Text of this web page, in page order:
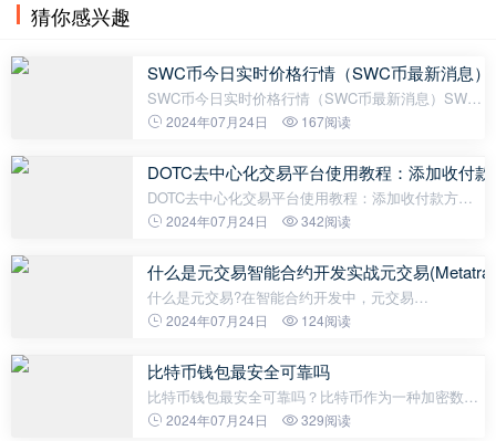
猜你感兴趣
SWC币今日实时价格行情（SWC币最新消息）
SWC币今日实时价格行情（SWC币最新消息）SWC
币（Simple World Coin）是一种基于区块链技术的数
作为一种全球通用的加密货币，SWC币在日
2024年07月24日 167阅读
DOTC去中心化交易平台使用教程：添加收付款
DOTC去中心化交易平台使用教程：添加收付款方式
DOTC（Decentralized Off-chain Trading Protocol）
执行交易。在使用DOTC去中心化交
2024年07月24日 342阅读
什么是元交易智能合约开发实战元交易
什么是元交易?在智能合约开发中，元交易
(Metatransaction)是一种技术，允许用户在不拥有以
下，用户必须持有相关的加密货币，并且需要
2024年07月24日 124阅读
比特币钱包最安全可靠吗
比特币钱包最安全可靠吗？比特币作为一种加密数字
货币，其安全性和可靠性一直是投资者和使用者关注
2024年07月24日 329阅读